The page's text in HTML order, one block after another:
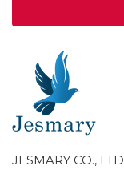
JESMARY CO., LTD